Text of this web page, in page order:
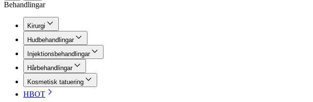
Behandlingar
Kirurgi
Hudbehandlingar
Injektionsbehandlingar
Hårbehandlingar
Kosmetisk tatuering
HBOT